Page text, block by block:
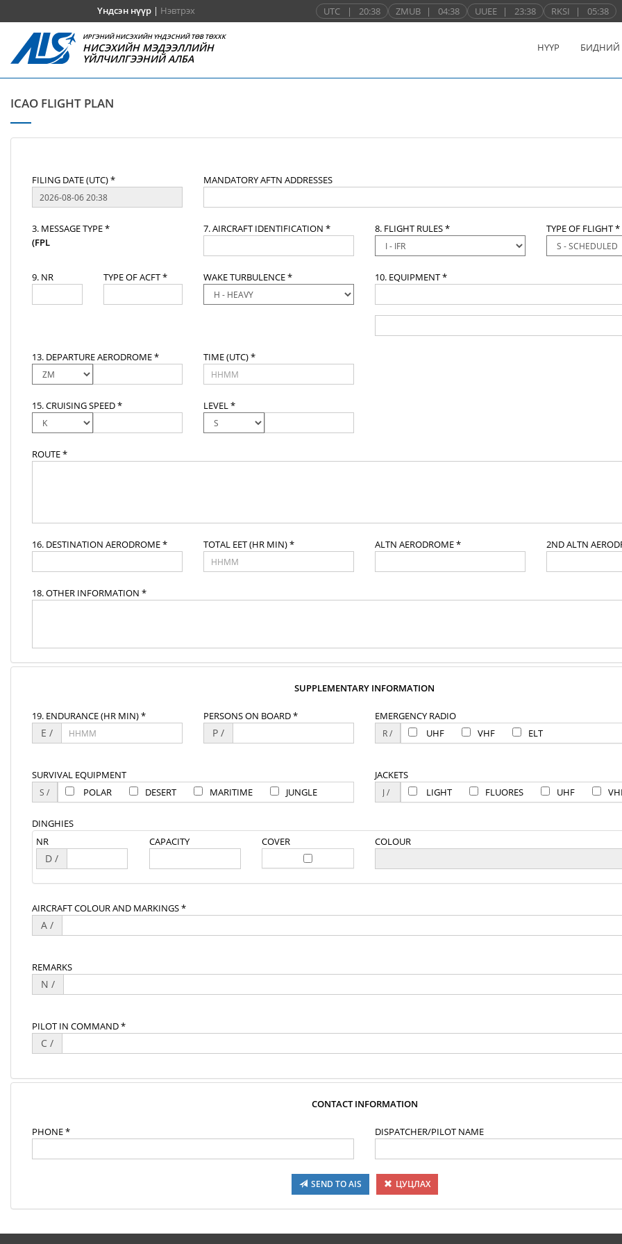
Үндсэн нүүр| Нэвтрэх UTC | 20:38 ZMUB | 04:38 UUEE | 23:38 RKSI | 05:38
ИРГЭНИЙ НИСЭХИЙН ҮНДЭСНИЙ ТӨВ ТӨХХК
НИСЭХИЙН МЭДЭЭЛЛИЙН
ҮЙЛЧИЛГЭЭНИЙ АЛБА
НҮҮР БИДНИЙ
ICAO FLIGHT PLAN
FILING DATE (UTC) * MANDATORY AFTN ADDRESSES
3. MESSAGE TYPE *
(FPL
7. AIRCRAFT IDENTIFICATION * 8. FLIGHT RULES * TYPE OF FLIGHT *
9. NR TYPE OF ACFT * WAKE TURBULENCE * 10. EQUIPMENT *
13. DEPARTURE AERODROME * TIME (UTC) *
15. CRUISING SPEED * LEVEL *
ROUTE *
16. DESTINATION AERODROME * TOTAL EET (HR MIN) * ALTN AERODROME * 2ND ALTN
18. OTHER INFORMATION *
SUPPLEMENTARY INFORMATION
19. ENDURANCE (HR MIN) *
E /
PERSONS ON BOARD *
P /
EMERGENCY RADIO
UHF
VHF ELT
SURVIVAL EQUIPMENT
POLAR
DESERT MARITIME JUNGLE
JACKETS
LIGHT
FLUORES UHF
DINGHIES
NR
D /
CAPACITY COVER COLOUR
AIRCRAFT COLOUR AND MARKINGS *
A /
REMARKS
N /
PILOT IN COMMAND *
C /
CONTACT INFORMATION
PHONE * DISPATCHER/PILOT NAME
SEND TO AIS ЦУЦЛАХ